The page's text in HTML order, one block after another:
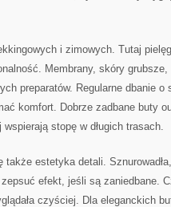
i zimowych. Tutaj
Membrany, skóry
preparatów. Regularne dbanie o
komfort. Dobrze zadbane buty
stopę w długich trasach.
także estetyka detali.
efekt, jeśli są zaniedbane.
czyściej. Dla eleganckich